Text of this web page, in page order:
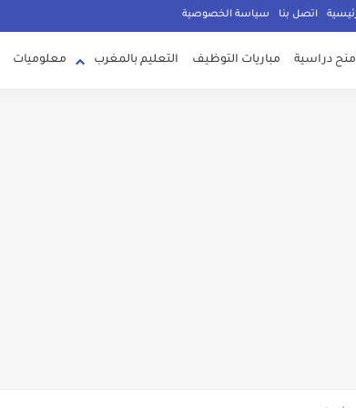
اتصل بنا سياسة الخصوصية
منح دراسية مباريات التوظيف التعليم بالمغرب معلوميات